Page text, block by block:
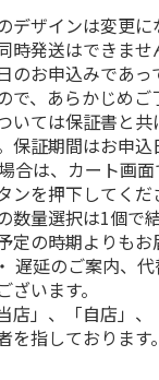
ザインは変更に
発送はできませ
のお申込みであっ
、あらかじめご
いては保証書と
証期間はお申込
合は、カート画
ンを押下してく
量選択は1個で結
定の時期よりも
遅延のご案内、
います。
」、「自店」、
指しております。